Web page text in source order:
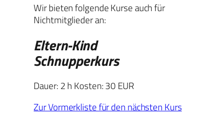
Wir bieten folgende Kurse auch für
Nichtmitglieder an:
Eltern-Kind
Schnupperkurs
Dauer: 2 h Kosten: 30 EUR
Zur Vormerkliste für den nächsten Kurs